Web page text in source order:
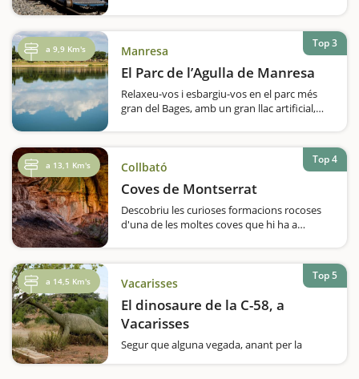
vies de tren enmig de la natura? Aquesta és
la vostra oportunitat!Actualment…
a 9,9 Km's Manresa
El Parc de l’Agulla de Manresa
Relaxeu-vos i esbargiu-vos en el parc més
gran del Bages, amb un gran llac artificial,
ha un gran llac artificial de 64.000 metres
quadrats i que, al seu voltant,…
Top 3
a 13,1 Km's Collbató
Coves de Montserrat
Descobriu les curioses formacions rocoses
d'una de les moltes coves que hi ha a
és espectacular vista per fora, també té tot…
Top 4
a 14,5 Km's Vacarisses
El dinosaure de la C-58, a
Vacarisses
Segur que alguna vegada, anant per la
Top 5